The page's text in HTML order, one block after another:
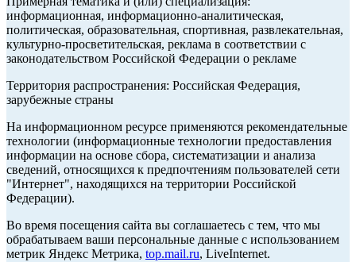
информационная, информационно-аналитическая,
политическая, образовательная, спортивная, развлекательная,
культурно-просветительская, реклама в соответствии с
законодательством Российской Федерации о рекламе
Территория распространения: Российская Федерация,
зарубежные страны
На информационном ресурсе применяются рекомендательные
технологии (информационные технологии предоставления
информации на основе сбора, систематизации и анализа
сведений, относящихся к предпочтениям пользователей сети
"Интернет", находящихся на территории Российской
Федерации).
Во время посещения сайта вы соглашаетесь с тем, что мы
обрабатываем ваши персональные данные с использованием
метрик Яндекс Метрика, top.mail.ru, LiveInternet.